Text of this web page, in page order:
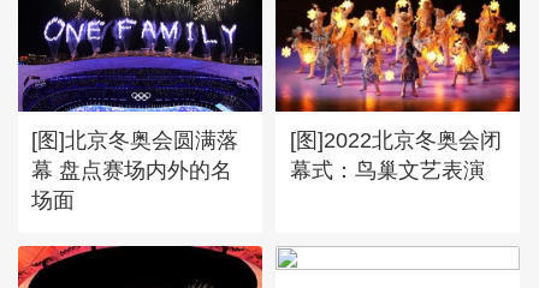
[图]北京冬奥会圆满落
幕 盘点赛场内外的名
场面
[图]2022北京冬奥会闭
幕式：鸟巢文艺表演